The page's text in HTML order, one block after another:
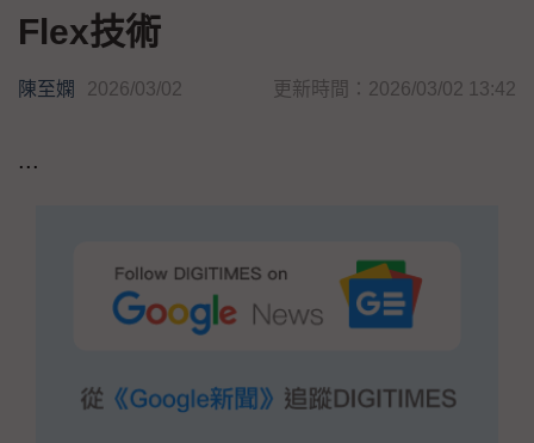
Flex技術
陳至嫻 2026/03/02 更新時間：2026/03/02 13:42
...